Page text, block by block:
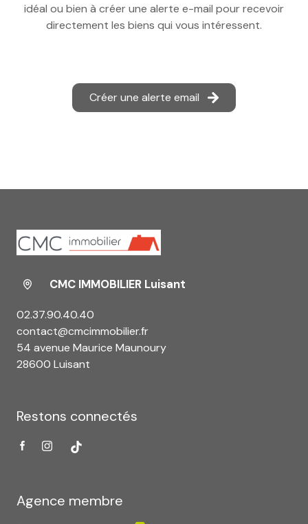
nos
honoraires
idéal ou bien à créer une alerte e-mail pour recevoir
directement les biens qui vous intéressent.
Créer une alerte email
CMC IMMOBILIER Luisant
02.37.90.40.40
contact@cmcimmobilier.fr
54 avenue Maurice Maunoury
28600 Luisant
Restons connectés
Agence membre